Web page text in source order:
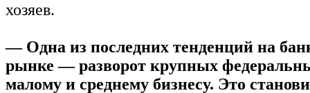
хозяев.
— Одна из последних тенденций на
рынке — разворот крупных
малому и среднему бизнесу. Это